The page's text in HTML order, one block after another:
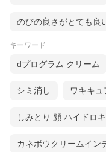
のびの良さがとても良
キーワード
dプログラム クリーム
シミ消し ワキキュ
しみとり 顔 ハイドロ
カネボウクリームイン